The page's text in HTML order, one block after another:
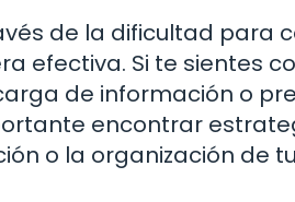
de la dificultad para
efectiva. Si te sientes
de información o
encontrar
o la organización de